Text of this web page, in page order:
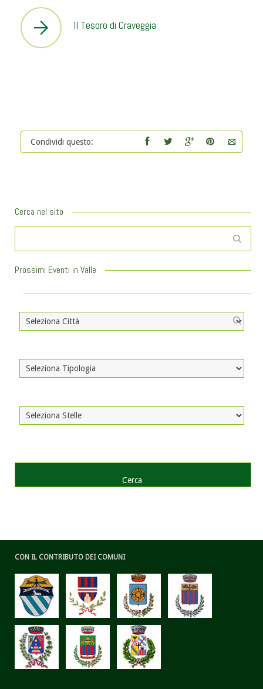
Il Tesoro di Craveggia
Condividi questo:
Cerca nel sito
Prossimi Eventi in Valle
CON IL CONTRIBUTO DEI COMUNI